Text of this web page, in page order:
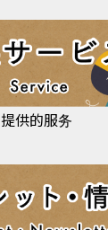
提供的服务